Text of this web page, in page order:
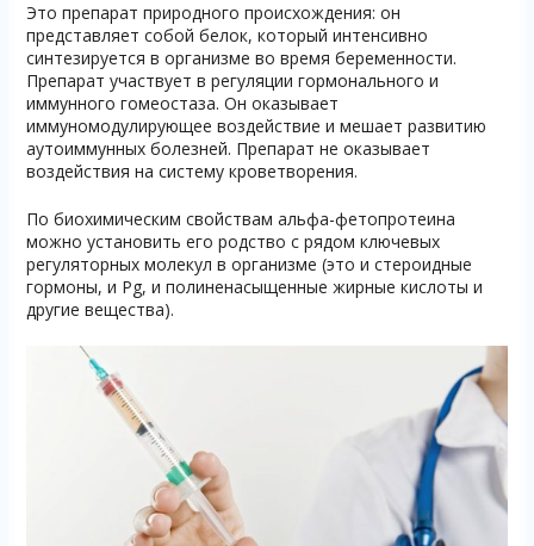
Это препарат природного происхождения: он
представляет собой белок, который интенсивно
синтезируется в организме во время беременности.
Препарат участвует в регуляции гормонального и
иммунного гомеостаза. Он оказывает
иммуномодулирующее воздействие и мешает развитию
аутоиммунных болезней. Препарат не оказывает
воздействия на систему кроветворения.
По биохимическим свойствам альфа-фетопротеина
можно установить его родство с рядом ключевых
регуляторных молекул в организме (это и стероидные
гормоны, и Pg, и полиненасыщенные жирные кислоты и
другие вещества).